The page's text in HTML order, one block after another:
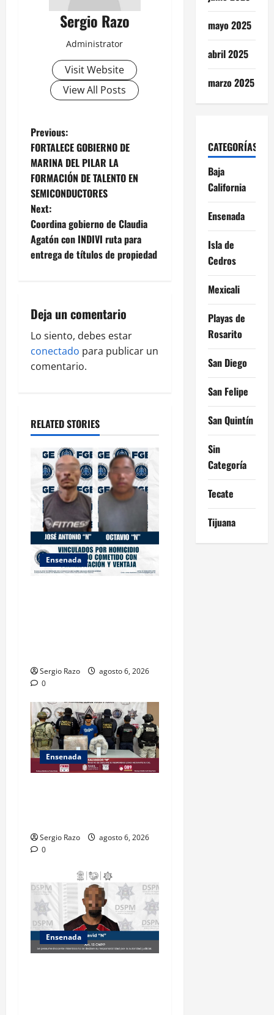
Sergio Razo
Administrator
Visit Website
View All Posts
P
o
s
t
n
a
i
g
a
i
o
Previous:
FORTALECE GOBIERNO DE
MARINA DEL PILAR LA
FORMACIÓN DE TALENTO EN
SEMICONDUCTORES
Next:
Coordina gobierno de Claudia
Agatón con INDIVI ruta para
entrega de títulos de propiedad
Deja un comentario
Lo siento, debes estar
conectado para publicar un
comentario.
RELATED STORIES
Ensenada
Sergio Razo
agosto 6, 2026
0
Ensenada
Sergio Razo
agosto 6, 2026
0
Ensenada
mayo 2025
abril 2025
marzo 2025
CATEGORÍAS
Baja
California
Ensenada
Isla de
Cedros
Mexicali
Playas de
Rosarito
San Diego
San Felipe
San Quintín
Sin
Categoría
Tecate
Tijuana